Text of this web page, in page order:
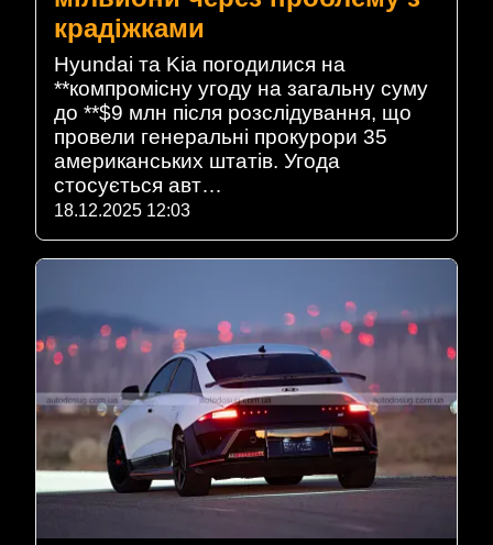
крадіжками
Hyundai та Kia погодилися на
**компромісну угоду на загальну суму
до **$9 млн після розслідування, що
провели генеральні прокурори 35
американських штатів. Угода
стосується авт…
18.12.2025 12:03